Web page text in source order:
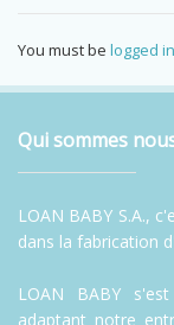
You must be logged in
Qui sommes
LOAN BABY S.A.,
dans la fabrication
LOAN BABY
adaptant notre